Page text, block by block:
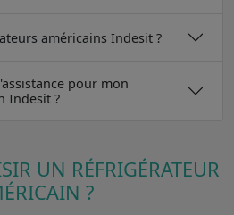
américains Indesit ?
pour mon
Indesit ?
UN RÉFRIGÉRATEUR
?